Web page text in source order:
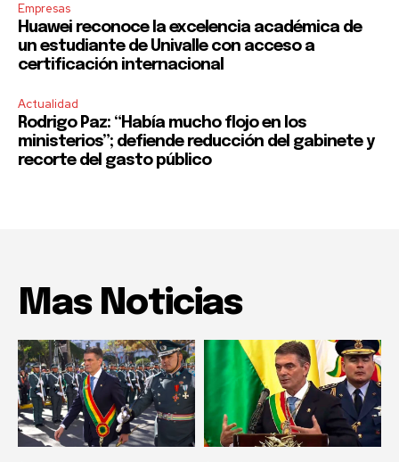
Empresas
Huawei reconoce la excelencia académica de
un estudiante de Univalle con acceso a
certificación internacional
Actualidad
Rodrigo Paz: “Había mucho flojo en los
ministerios”; defiende reducción del gabinete y
recorte del gasto público
Mas Noticias